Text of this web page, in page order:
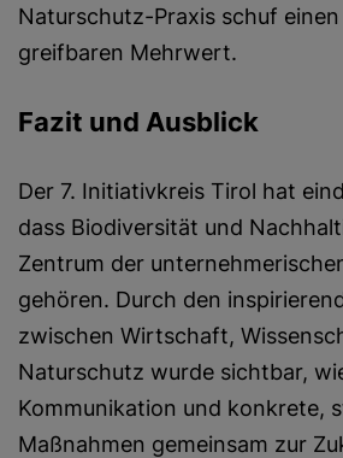
Naturschutz-Praxis schuf
greifbaren Mehrwert.
Fazit und Ausblick
Der 7. Initiativkreis Tirol hat
dass Biodiversität und
Zentrum der
gehören. Durch den
zwischen Wirtschaft,
Naturschutz wurde sichtbar,
Kommunikation und konkrete,
Maßnahmen gemeinsam zur